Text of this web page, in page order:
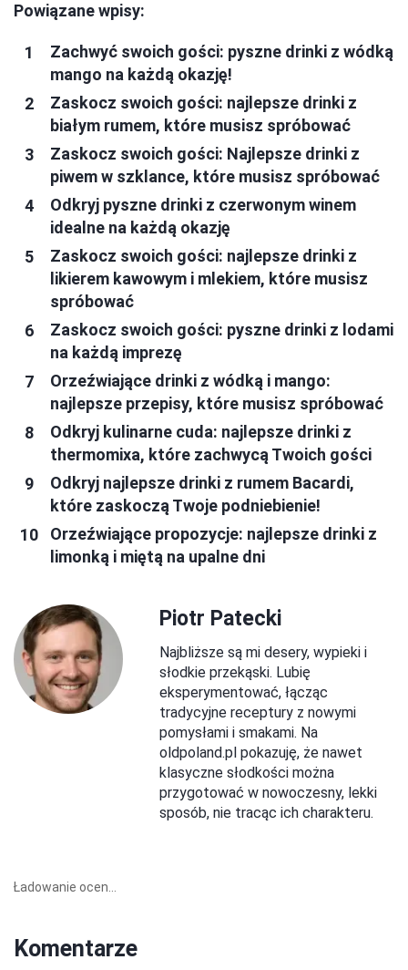
Powiązane wpisy:
Zachwyć swoich gości: pyszne drinki z wódką
mango na każdą okazję!
Zaskocz swoich gości: najlepsze drinki z
białym rumem, które musisz spróbować
Zaskocz swoich gości: Najlepsze drinki z
piwem w szklance, które musisz spróbować
Odkryj pyszne drinki z czerwonym winem
idealne na każdą okazję
Zaskocz swoich gości: najlepsze drinki z
likierem kawowym i mlekiem, które musisz
spróbować
Zaskocz swoich gości: pyszne drinki z lodami
na każdą imprezę
Orzeźwiające drinki z wódką i mango:
najlepsze przepisy, które musisz spróbować
Odkryj kulinarne cuda: najlepsze drinki z
thermomixa, które zachwycą Twoich gości
Odkryj najlepsze drinki z rumem Bacardi,
które zaskoczą Twoje podniebienie!
Orzeźwiające propozycje: najlepsze drinki z
limonką i miętą na upalne dni
Piotr Patecki
Najbliższe są mi desery, wypieki i
słodkie przekąski. Lubię
eksperymentować, łącząc
tradycyjne receptury z nowymi
pomysłami i smakami. Na
oldpoland.pl pokazuję, że nawet
klasyczne słodkości można
przygotować w nowoczesny, lekki
sposób, nie tracąc ich charakteru.
Ładowanie ocen...
Komentarze